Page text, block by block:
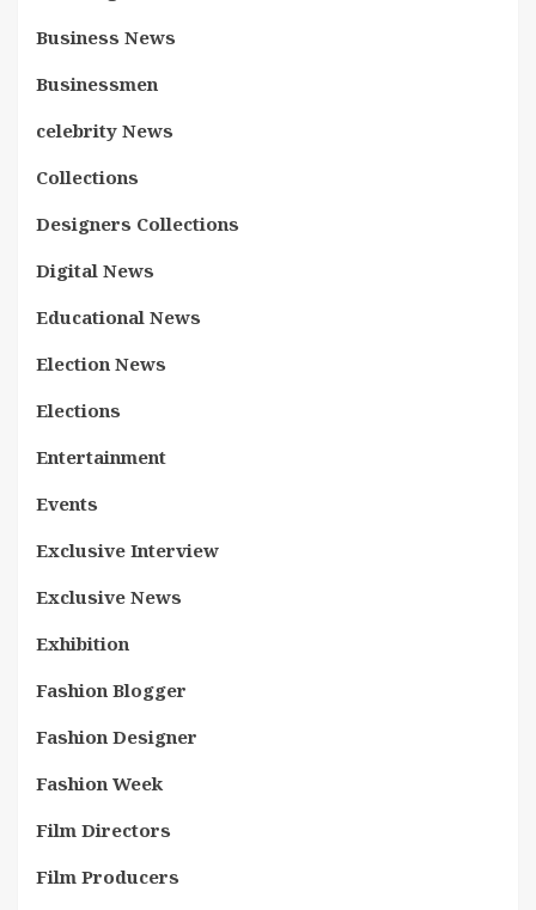
Business News
Businessmen
celebrity News
Collections
Designers Collections
Digital News
Educational News
Election News
Elections
Entertainment
Events
Exclusive Interview
Exclusive News
Exhibition
Fashion Blogger
Fashion Designer
Fashion Week
Film Directors
Film Producers